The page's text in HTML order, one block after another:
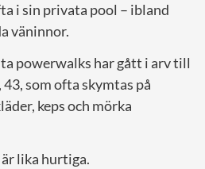
i sin privata pool – ibland
väninnor.
powerwalks har gått i arv till
, 43, som ofta skymtas på
keps och mörka
lika hurtiga.